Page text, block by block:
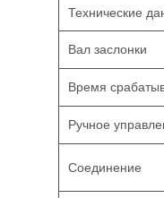
Технические
Вал заслонки
Время
Ручное
Соединение